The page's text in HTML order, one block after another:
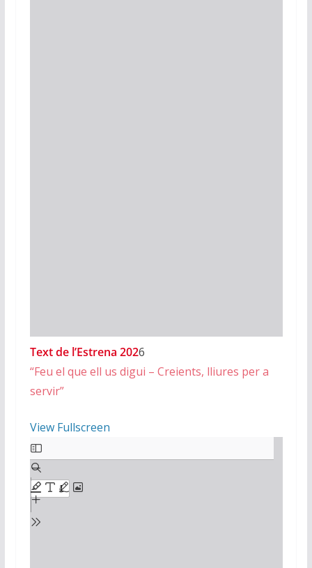
Text de l’Estrena 2026
“Feu el que ell us digui – Creients, lliures per a
servir”
View Fullscreen
Skip
to
PDF
content